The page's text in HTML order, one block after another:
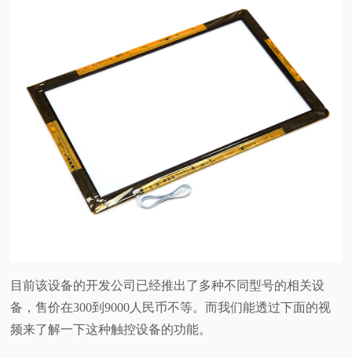
目前该设备的开发公司已经推出了多种不同型号的相关设
备，售价在300到9000人民币不等。而我们能透过下面的视
频来了解一下这种触控设备的功能。